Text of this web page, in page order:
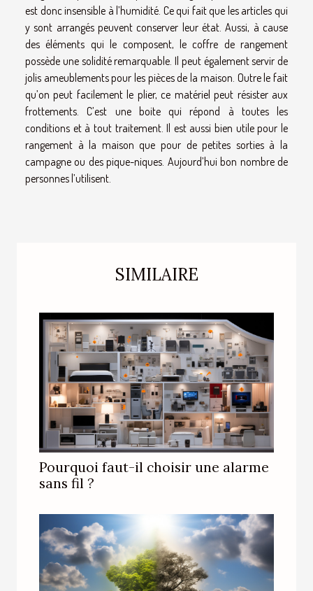
est donc insensible à l’humidité. Ce qui fait que les articles qui
y sont arrangés peuvent conserver leur état. Aussi, à cause
des éléments qui le composent, le coffre de rangement
possède une solidité remarquable. Il peut également servir de
jolis ameublements pour les pièces de la maison. Outre le fait
qu’on peut facilement le plier, ce matériel peut résister aux
frottements. C’est une boite qui répond à toutes les
conditions et à tout traitement. Il est aussi bien utile pour le
rangement à la maison que pour de petites sorties à la
campagne ou des pique-niques. Aujourd’hui bon nombre de
personnes l’utilisent.
SIMILAIRE
Pourquoi faut-il choisir une alarme
sans fil ?